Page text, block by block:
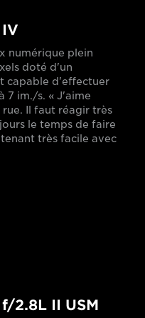
numérique plein
doté d'un
capable d'effectuer
7 im./s. « J'aime
Il faut réagir très
le temps de faire
très facile avec
2.8L II USM